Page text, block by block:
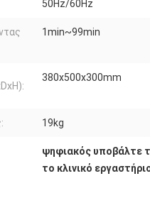
50Hz/60Hz
1min~99min
380x500x300mm
19kg
ψηφιακός υποβάλτε
το κλινικό